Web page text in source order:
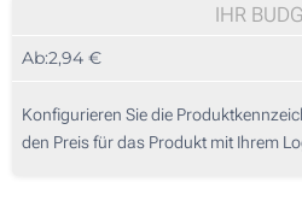
3 Farbig (Auf der Vorderseite)
Digitaler Transferdruck in Vollfarbe
60
150
300
IHR
Ab:2,94 €
Konfigurieren Sie die
den Preis für das Produkt mit Ihrem